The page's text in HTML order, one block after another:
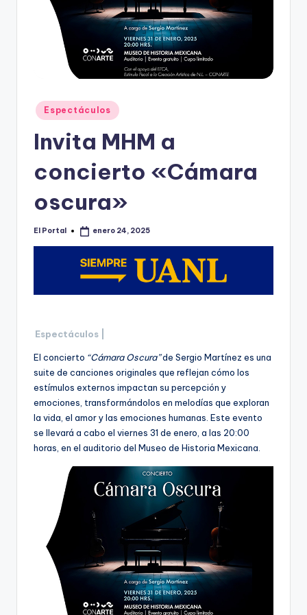
Publicado
en
Espectáculos
Invita MHM a
concierto «Cámara
oscura»
Publicado
El Portal enero 24, 2025
Espectáculos |
El concierto “Cámara Oscura”de Sergio Martínez es una
suite de canciones originales que reflejan cómo los
estímulos externos impactan su percepción y
emociones, transformándolos en melodías que exploran
la vida, el amor y las emociones humanas. Este evento
se llevará a cabo el viernes 31 de enero, a las 20:00
horas, en el auditorio del Museo de Historia Mexicana.